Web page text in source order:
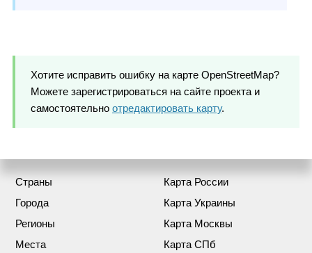
Хотите исправить ошибку на карте OpenStreetMap?
Можете зарегистрироваться на сайте проекта и
самостоятельно отредактировать карту.
Страны
Города
Регионы
Места
Карта России
Карта Украины
Карта Москвы
Карта СПб